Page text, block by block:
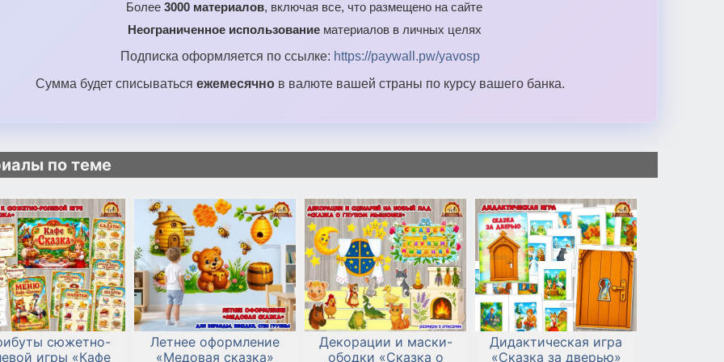
Более 3000 материалов, включая все, что размещено на сайте
Неограниченное использованиематериалов в личных целях
Подписка оформляется по ссылке: https://paywall.pw/yavosp
Сумма будет списываться ежемесячно в валюте вашей страны по курсу вашего банка.
по теме
сюжетно-
игры «Кафе
Летнее оформление
«Медовая сказка»
Декорации и маски-
ободки «Сказка о
Дидактическая игра
«Сказка за дверью»